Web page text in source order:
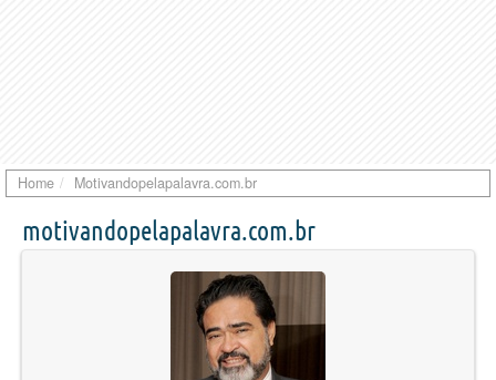
Home Motivandopelapalavra.com.br
motivandopelapalavra.com.br